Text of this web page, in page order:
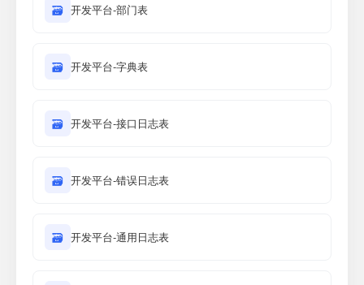
🗃 开发平台-部门表
🗃 开发平台-字典表
🗃 开发平台-接口日志表
🗃 开发平台-错误日志表
🗃 开发平台-通用日志表